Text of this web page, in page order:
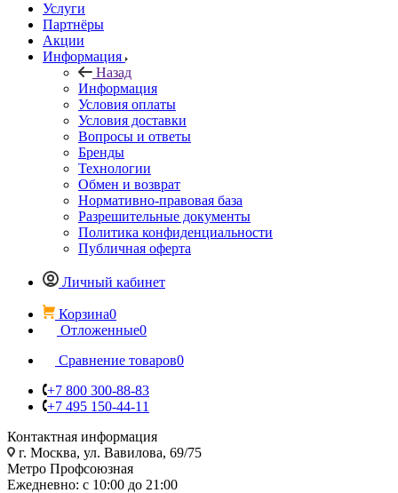
Услуги
Партнёры
Акции
Информация
Назад
Информация
Условия оплаты
Условия доставки
Вопросы и ответы
Бренды
Технологии
Обмен и возврат
Нормативно-правовая база
Разрешительные документы
Политика конфиденциальности
Публичная оферта
Личный кабинет
Корзина0
Отложенные0
Сравнение товаров0
+7 800 300-88-83
+7 495 150-44-11
Контактная информация
г. Москва, ул. Вавилова, 69/75
Метро Профсоюзная
Ежедневно: с 10:00 до 21:00